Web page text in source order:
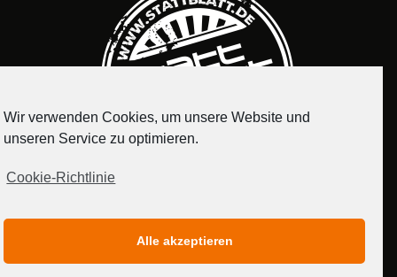
MEDIADATEN
Wir verwenden Cookies, um unsere Website und
unseren Service zu optimieren.
Cookie-Richtlinie
Alle akzeptieren